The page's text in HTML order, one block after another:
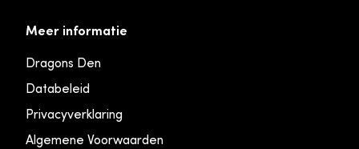
Meer informatie
Dragons Den
Databeleid
Privacyverklaring
Algemene Voorwaarden